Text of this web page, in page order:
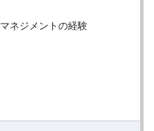
ネジメントの経験